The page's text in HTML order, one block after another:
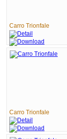
Carro Trionfale
Carro Trionfale